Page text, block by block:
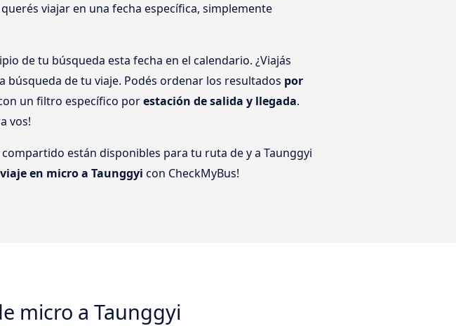
viajar en una fecha específica, simplemente
de tu búsqueda esta fecha en el calendario. ¿Viajás
búsqueda de tu viaje. Podés ordenar los resultados por
un filtro específico porestación de salida y llegada.
vos!
están disponibles para tu ruta de y a Taunggyi
viaje en micro a Taunggyi con CheckMyBus!
micro a Taunggyi